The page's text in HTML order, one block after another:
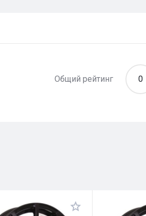
Общий рейтинг 0